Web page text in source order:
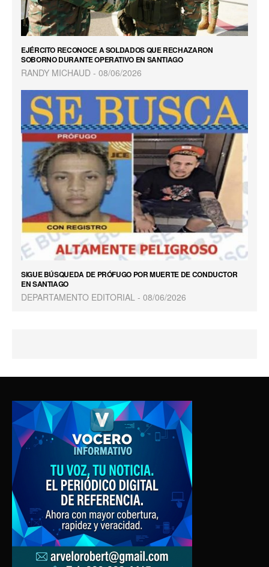
EJÉRCITO RECONOCE A SOLDADOS QUE RECHAZARON
SOBORNO DURANTE OPERATIVO EN SANTIAGO
RANDY MICHAUD 08/06/2026
SIGUE BÚSQUEDA DE PRÓFUGO POR MUERTE DE CONDUCTOR
EN SANTIAGO
DEPARTAMENTO EDITORIAL 08/06/2026